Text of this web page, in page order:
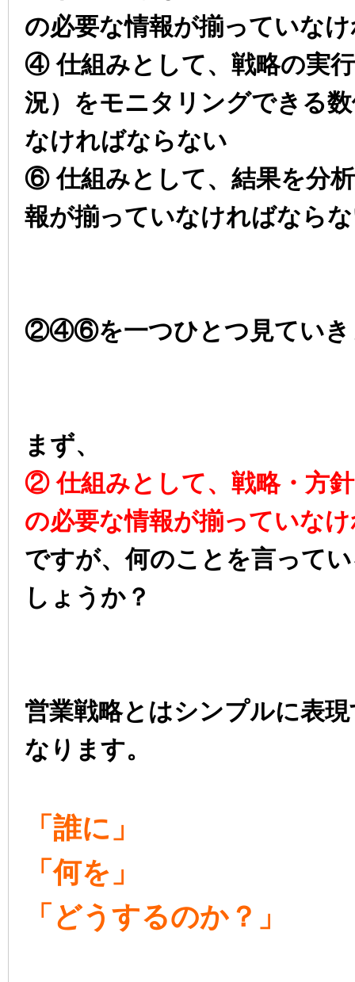
の必要な情報が揃っていな
④ 仕組みとして、戦略の実
況）をモニタリングできる
なければならない
⑥ 仕組みとして、結果を分
報が揃っていなければなら
②④⑥を一つひとつ見ていき
まず、
② 仕組みとして、戦略・方
の必要な情報が揃っていな
ですが、何のことを言って
しょうか？
営業戦略とはシンプルに表
なります。
「誰に」
「何を」
「どうするのか？」